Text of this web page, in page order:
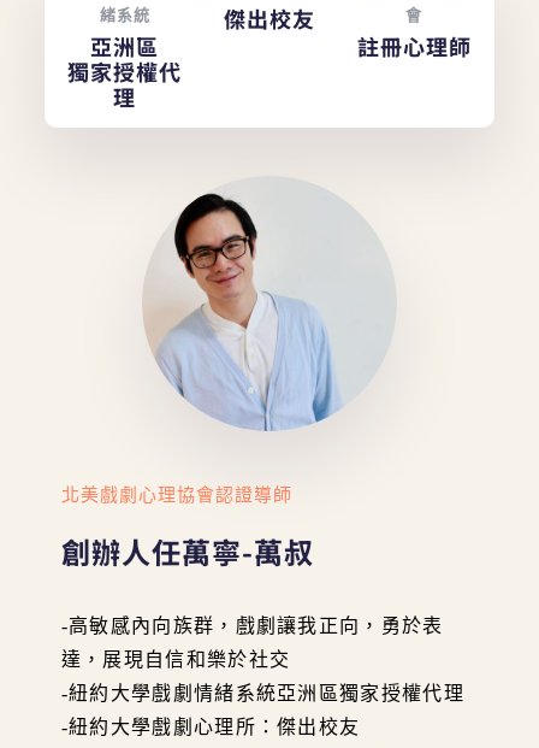
緒系統
亞洲區
獨家授權代
理
傑出校友
會
註冊心理師
北美戲劇心理協會認證導師
創辦人任萬寧-萬叔
-高敏感內向族群，戲劇讓我正向，勇於表
達，展現自信和樂於社交
-紐約大學戲劇情緒系統亞洲區獨家授權代理
-紐約大學戲劇心理所：傑出校友